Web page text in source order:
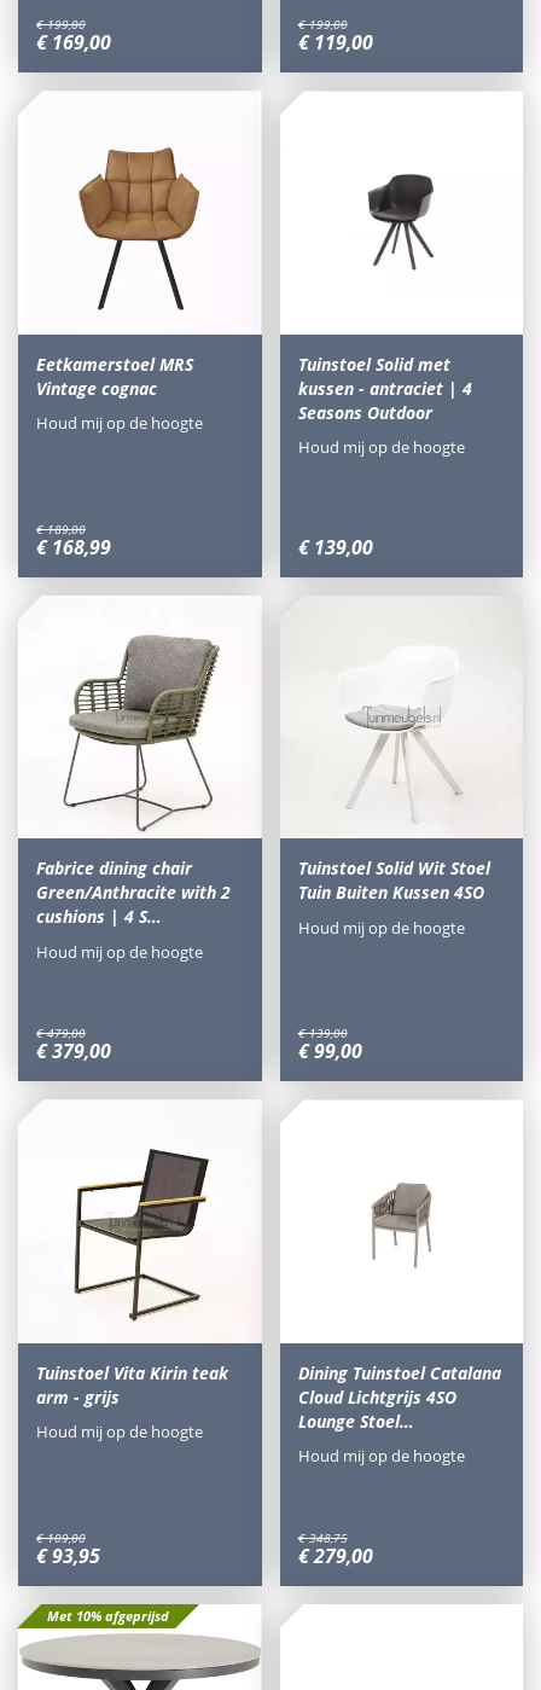
€ 199,00
€ 169,00
€ 199,00
€ 119,00
Eetkamerstoel MRS
Vintage cognac
€ 189,00
€ 168,99
Houd mij op de hoogte
Tuinstoel Solid met
kussen - antraciet | 4
Seasons Outdoor
€ 139,00
Houd mij op de hoogte
Fabrice dining chair
Green/Anthracite with 2
cushions | 4 S…
€ 479,00
€379,00
Houd mij op de hoogte
Tuinstoel Solid Wit Stoel
Tuin Buiten Kussen 4SO
€ 139,00
€ 99,00
Houd mij op de hoogte
Tuinstoel Vita Kirin teak
arm - grijs
€ 109,00
€93,95
Houd mij op de hoogte
Dining Tuinstoel Catalana
Cloud Lichtgrijs 4SO
Lounge Stoel…
€ 348,75
€279,00
Houd mij op de hoogte
Met 10% afgeprijsd